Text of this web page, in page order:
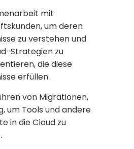
mit
um deren
zu verstehen und
Strategien zu
die diese
erfüllen.
von Migrationen,
um Tools und andere
in die Cloud zu